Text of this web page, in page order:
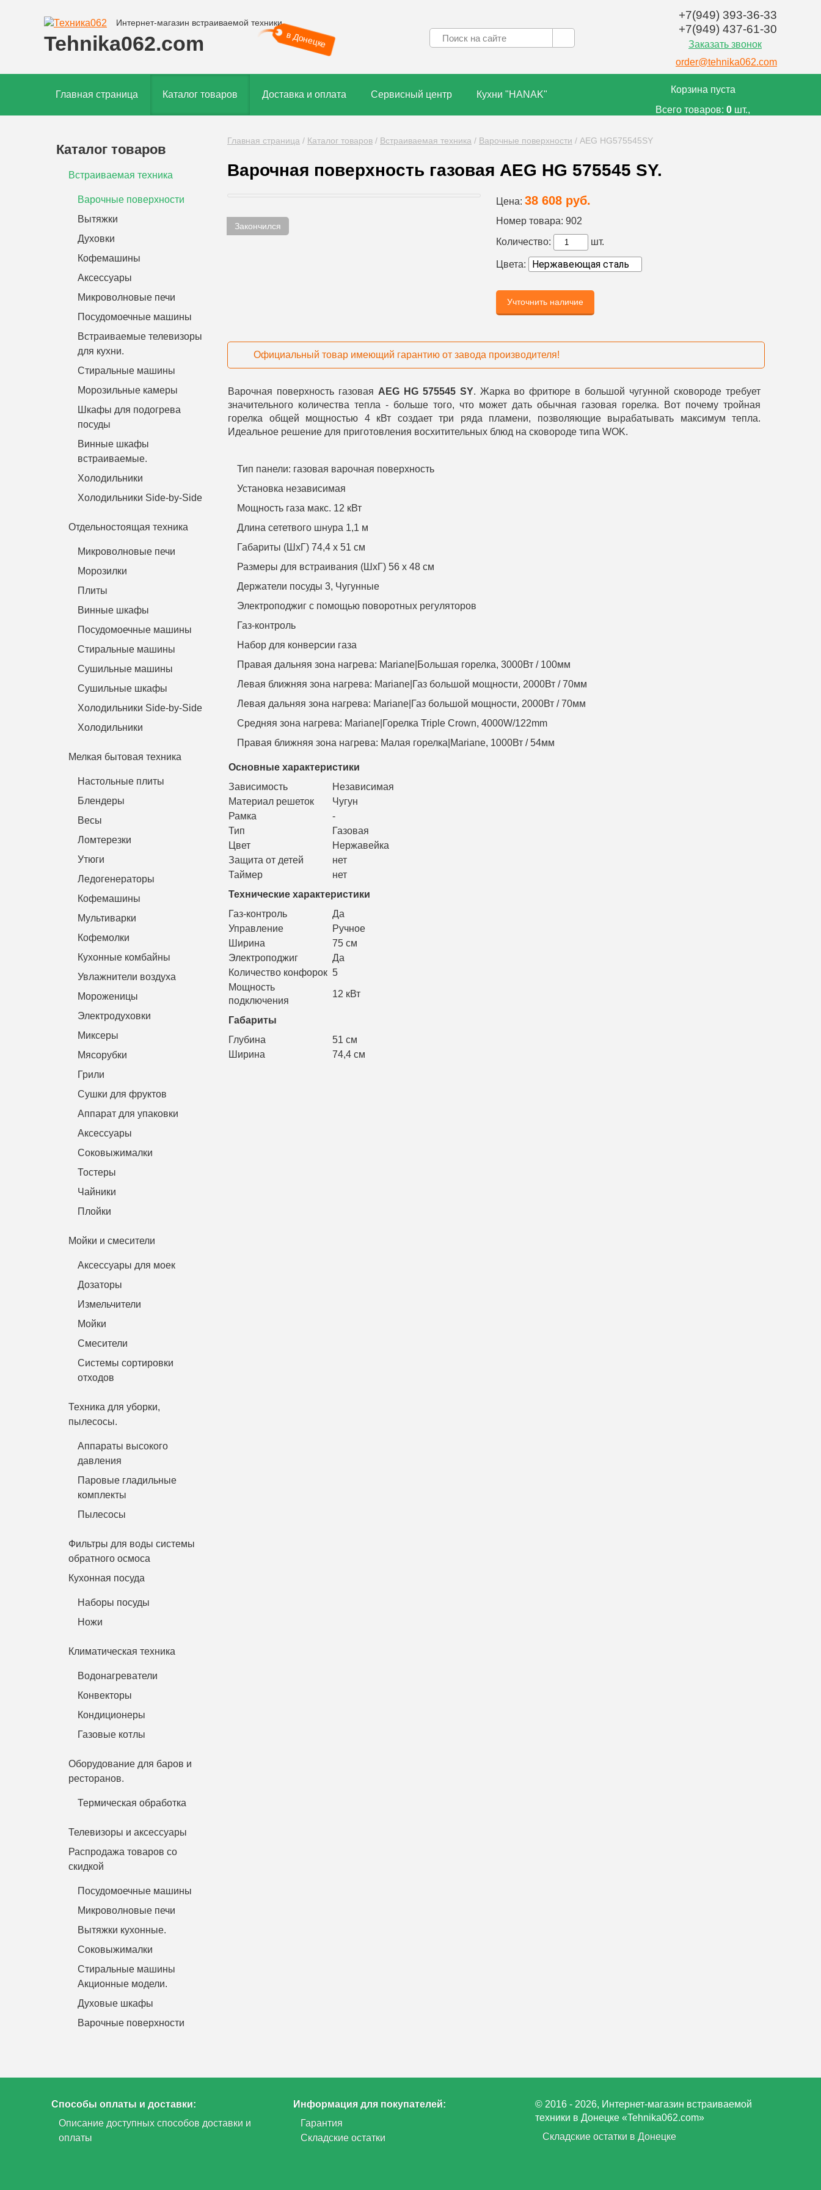
Интернет-магазин встраиваемой техники
в Донецке
Tehnika062.com
+7(949) 393-36-33
+7(949) 437-61-30
Заказать звонок
order@tehnika062.com
Главная страница Каталог товаров Доставка и оплата Сервисный центр Кухни "HANAK"
Корзина пуста
Всего товаров: 0 шт.,
Главная страница / Каталог товаров / Встраиваемая техника / Варочные поверхности / AEG HG575545SY
Варочная поверхность газовая AEG HG 575545 SY.
Закончился
Цена: 38 608 руб.
Номер товара: 902
Количество:
шт.
Цвета:
Учточнить наличие
Официальный товар имеющий гарантию от завода производителя!
Варочная поверхность газовая AEG HG 575545 SY. Жарка во фритюре в большой чугунной сковороде требует
значительного количества тепла - больше того, что может дать обычная газовая горелка. Вот почему тройная
горелка общей мощностью 4 кВт создает три ряда пламени, позволяющие вырабатывать максимум тепла.
Идеальное решение для приготовления восхитительных блюд на сковороде типа WOK.
Тип панели: газовая варочная поверхность
Установка независимая
Мощность газа макс. 12 кВт
Длина сететвого шнура 1,1 м
Габариты (ШхГ) 74,4 x 51 см
Размеры для встраивания (ШхГ) 56 x 48 см
Держатели посуды 3, Чугунные
Электроподжиг с помощью поворотных регуляторов
Газ-контроль
Набор для конверсии газа
Правая дальняя зона нагрева: Mariane|Большая горелка, 3000Вт / 100мм
Левая ближняя зона нагрева: Mariane|Газ большой мощности, 2000Вт / 70мм
Левая дальняя зона нагрева: Mariane|Газ большой мощности, 2000Вт / 70мм
Средняя зона нагрева: Mariane|Горелка Triple Crown, 4000W/122mm
Правая ближняя зона нагрева: Малая горелка|Mariane, 1000Вт / 54мм
Основные характеристики
Зависимость
Независимая
Материал решеток
Чугун
Рамка
-
Тип
Газовая
Цвет
Нержавейка
Защита от детей
нет
Таймер
нет
Технические характеристики
Газ-контроль
Да
Управление
Ручное
Ширина
75 см
Электроподжиг
Да
Количество конфорок 5
Мощность
подключения
12 кВт
Габариты
Глубина
51 см
Ширина
74,4 см
Каталог товаров
Встраиваемая техника
Варочные поверхности
Вытяжки
Духовки
Кофемашины
Аксессуары
Микроволновые печи
Посудомоечные машины
Встраиваемые телевизоры
для кухни.
Стиральные машины
Морозильные камеры
Шкафы для подогрева
посуды
Винные шкафы
встраиваемые.
Холодильники
Холодильники Side-by-Side
Отдельностоящая техника
Микроволновые печи
Морозилки
Плиты
Винные шкафы
Посудомоечные машины
Стиральные машины
Сушильные машины
Сушильные шкафы
Холодильники Side-by-Side
Холодильники
Мелкая бытовая техника
Настольные плиты
Блендеры
Весы
Ломтерезки
Утюги
Ледогенераторы
Кофемашины
Мультиварки
Кофемолки
Кухонные комбайны
Увлажнители воздуха
Мороженицы
Электродуховки
Миксеры
Мясорубки
Грили
Сушки для фруктов
Аппарат для упаковки
Аксессуары
Соковыжималки
Тостеры
Чайники
Плойки
Мойки и смесители
Аксессуары для моек
Дозаторы
Измельчители
Мойки
Смесители
Системы сортировки
отходов
Техника для уборки,
пылесосы.
Аппараты высокого
давления
Паровые гладильные
комплекты
Пылесосы
Фильтры для воды системы
обратного осмоса
Кухонная посуда
Наборы посуды
Ножи
Климатическая техника
Водонагреватели
Конвекторы
Кондиционеры
Газовые котлы
Оборудование для баров и
ресторанов.
Термическая обработка
Телевизоры и аксессуары
Распродажа товаров со
скидкой
Посудомоечные машины
Микроволновые печи
Вытяжки кухонные.
Соковыжималки
Стиральные машины
Акционные модели.
Духовые шкафы
Варочные поверхности
Способы оплаты и доставки:
Описание доступных способов доставки и
оплаты
Информация для покупателей:
Гарантия
Складские остатки
© 2016 - 2026, Интернет-магазин встраиваемой
техники в Донецке «Tehnika062.com»
Складские остатки в Донецке